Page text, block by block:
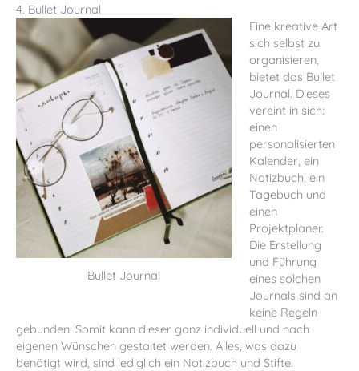
4. Bullet Journal
Bullet Journal
Eine kreative Art
sich selbst zu
organisieren,
bietet das Bullet
Journal. Dieses
vereint in sich:
einen
personalisierten
Kalender, ein
Notizbuch, ein
Tagebuch und
einen
Projektplaner.
Die Erstellung
und Führung
eines solchen
Journals sind an
keine Regeln
gebunden. Somit kann dieser ganz individuell und nach
eigenen Wünschen gestaltet werden. Alles, was dazu
benötigt wird, sind lediglich ein Notizbuch und Stifte.